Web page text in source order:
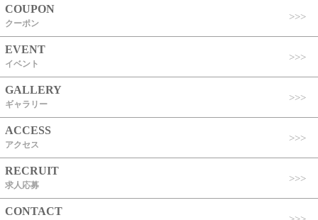
COUPON
クーポン
EVENT
イベント
GALLERY
ギャラリー
ACCESS
アクセス
RECRUIT
求人応募
CONTACT